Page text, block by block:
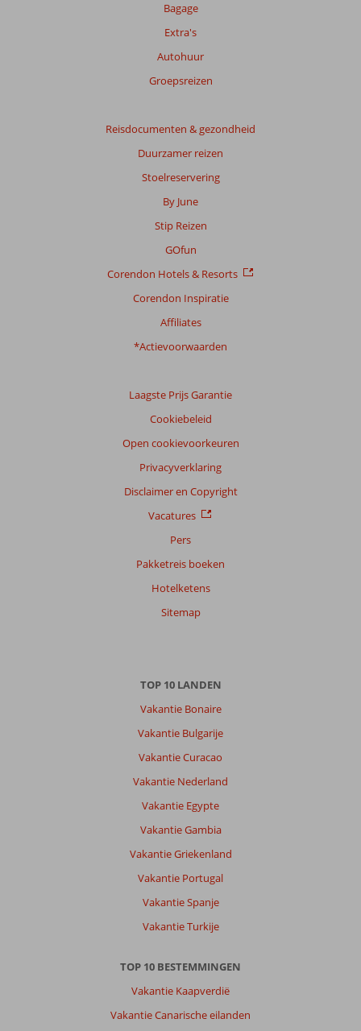
Bagage
Extra's
Autohuur
Groepsreizen
Reisdocumenten & gezondheid
Duurzamer reizen
Stoelreservering
By June
Stip Reizen
GOfun
Corendon Hotels & Resorts
Corendon Inspiratie
Affiliates
*Actievoorwaarden
Laagste Prijs Garantie
Cookiebeleid
Open cookievoorkeuren
Privacyverklaring
Disclaimer en Copyright
Vacatures
Pers
Pakketreis boeken
Hotelketens
Sitemap
TOP 10 LANDEN
Vakantie Bonaire
Vakantie Bulgarije
Vakantie Curacao
Vakantie Nederland
Vakantie Egypte
Vakantie Gambia
Vakantie Griekenland
Vakantie Portugal
Vakantie Spanje
Vakantie Turkije
TOP 10 BESTEMMINGEN
Vakantie Kaapverdië
Vakantie Canarische eilanden